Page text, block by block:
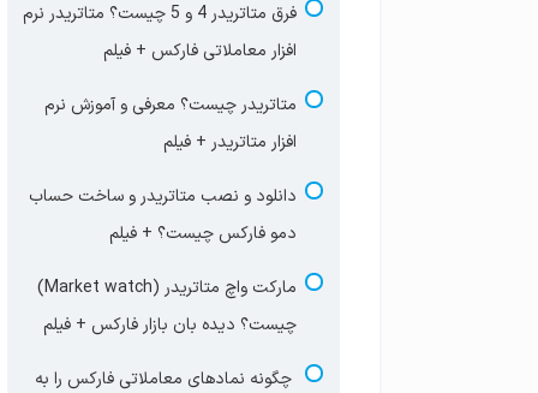
مفهوم بازار دوطرفه فارکس و لوریج یا
مهمترین فرصت‌ها و تهدیدها فارکس برای
پنج ویژگی تریدر نامناسب فارکس و چه
آزمون جامع جلسه اول
سواپ فارکس چیست؟ نرخ بهره شبانه در
معاملات دوطرفه فارکس + فیلم
لوریج فارکس چیست؟ تعیین لوریج
حساب فارکس برای معاملات اهرمی +
فیلم
مارجین در فارکس چیست؟ محاسبه
مارجین معامله فارکس + فیلم
فری مارجین در فارکس چیست؟ نحوه
محاسبه مارجین آزاد + فیلم
فرق متاتریدر 4 و 5 چیست؟ متاتریدر نرم
افزار معاملاتی فارکس + فیلم
متاتریدر چیست؟ معرفی و آموزش نرم
افزار متاتریدر + فیلم
دانلود و نصب متاتریدر و ساخت حساب
دمو فارکس چیست؟ + فیلم
مارکت واچ متاتریدر (Market watch)
چیست؟ دیده بان بازار فارکس + فیلم
چگونه نمادهای معاملاتی فارکس را به